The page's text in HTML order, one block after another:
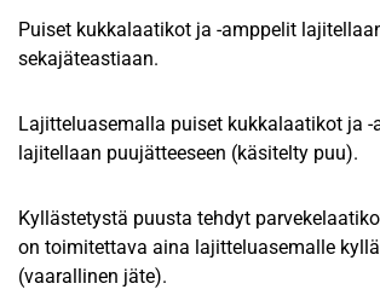
Puiset kukkalaatikot ja -amppelit
sekajäteastiaan.
Lajitteluasemalla puiset kukkalaatikot ja -
lajitellaan puujätteeseen (käsitelty puu).
Kyllästetystä puusta tehdyt
on toimitettava aina lajitteluasemalle
(vaarallinen jäte).